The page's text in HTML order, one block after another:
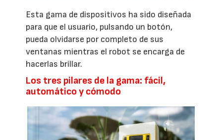
Esta gama de dispositivos ha sido diseñada
para que el usuario, pulsando un botón,
pueda olvidarse por completo de sus
ventanas mientras el robot se encarga de
hacerlas brillar.
Los tres pilares de la gama: fácil,
automático y cómodo